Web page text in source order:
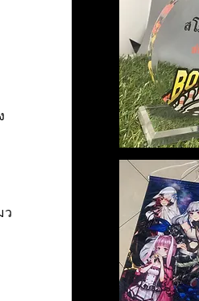
ว